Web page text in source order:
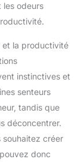
les odeurs
et la productivité
instinctives et
senteurs
tandis que
déconcentrer.
souhaitez créer
donc